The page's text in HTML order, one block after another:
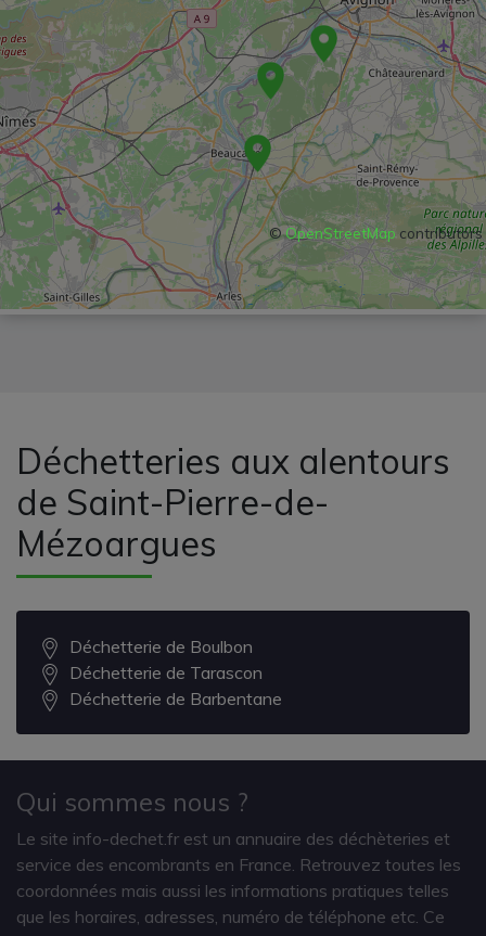
©OpenStreetMapcontributors
Déchetteries aux alentours
de Saint-Pierre-de-
Mézoargues
Déchetterie de Boulbon
Déchetterie de Tarascon
Déchetterie de Barbentane
Qui sommes nous ?
Le site info-dechet.fr est un annuaire des déchèteries et
service des encombrants en France. Retrouvez toutes les
coordonnées mais aussi les informations pratiques telles
que les horaires, adresses, numéro de téléphone etc. Ce